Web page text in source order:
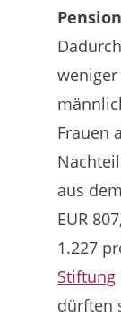
Frauen
aus
EUR
1.227
Stiftung
dürften